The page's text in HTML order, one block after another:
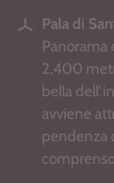
Pala di
Panorama
2.400
bella
avviene
pendenza